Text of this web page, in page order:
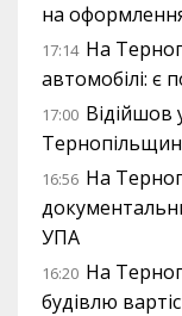
на
17:14 На
автомобілі: є
17:00 Відійшов
16:56 На
УПА
16:20 На
будівлю